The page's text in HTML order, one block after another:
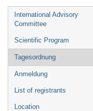
International Advisory
Committee
Scientific Program
Tagesordnung
Anmeldung
List of registrants
Location